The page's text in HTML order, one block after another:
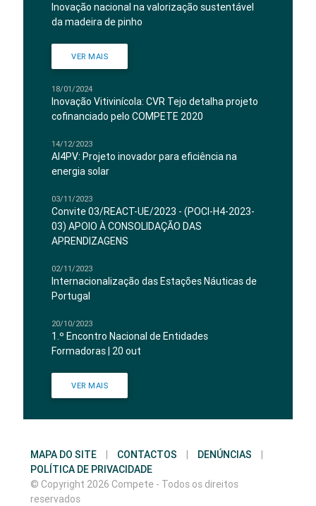
Inovação nacional na valorização sustentável
da madeira de pinho
VER MAIS
18/01/2024
Inovação Vitivinícola: CVR Tejo detalha projeto
cofinanciado pelo COMPETE 2020
14/12/2023
AI4PV: Projeto inovador para eficiência na
energia solar
03/11/2023
Convite 03/REACT-UE/2023 - (POCI-H4-2023-
03) APOIO À CONSOLIDAÇÃO DAS
APRENDIZAGENS
02/11/2023
Internacionalização das Estações Náuticas de
Portugal
20/10/2023
1.º Encontro Nacional de Entidades
Formadoras | 20 out
VER MAIS
MAPA DO SITE | CONTACTOS | DENÚNCIAS
|
POLÍTICA DE PRIVACIDADE
© Copyright 2026 Compete - Todos os direitos
reservados